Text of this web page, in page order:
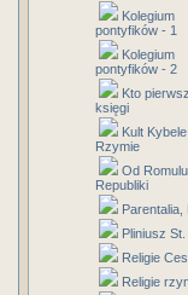
Kolegium
pontyfików - 1
Kolegium
pontyfików - 2
Kto
księgi
Kult
Rzymie
Od
Republiki
Parentalia,
Pliniusz
Religie
Religie